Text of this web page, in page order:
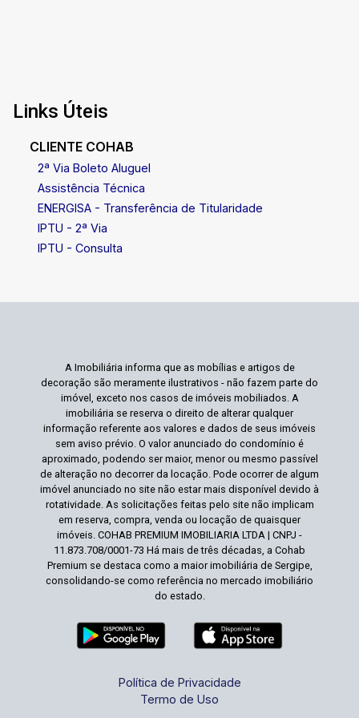
Links Úteis
CLIENTE COHAB
2ª Via Boleto Aluguel
Assistência Técnica
ENERGISA - Transferência de Titularidade
IPTU - 2ª Via
IPTU - Consulta
A Imobiliária informa que as mobílias e artigos de
decoração são meramente ilustrativos - não fazem parte do
imóvel, exceto nos casos de imóveis mobiliados. A
imobiliária se reserva o direito de alterar qualquer
informação referente aos valores e dados de seus imóveis
sem aviso prévio. O valor anunciado do condomínio é
aproximado, podendo ser maior, menor ou mesmo passível
de alteração no decorrer da locação. Pode ocorrer de algum
imóvel anunciado no site não estar mais disponível devido à
rotatividade. As solicitações feitas pelo site não implicam
em reserva, compra, venda ou locação de quaisquer
imóveis. COHAB PREMIUM IMOBILIARIA LTDA | CNPJ -
11.873.708/0001-73 Há mais de três décadas, a Cohab
Premium se destaca como a maior imobiliária de Sergipe,
consolidando-se como referência no mercado imobiliário
do estado.
Política de Privacidade
Termo de Uso